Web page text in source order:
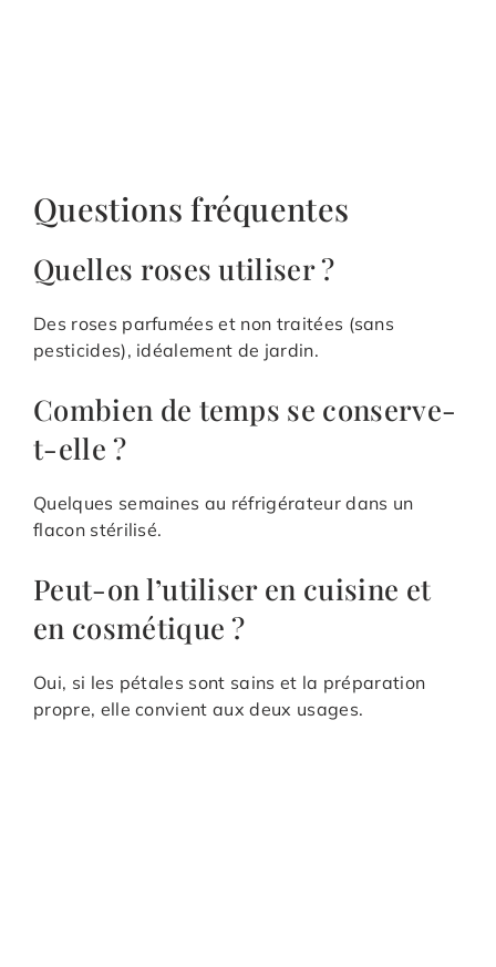
Questions fréquentes
Quelles roses utiliser ?
Des roses parfumées et non traitées (sans
pesticides), idéalement de jardin.
Combien de temps se conserve-
t-elle ?
Quelques semaines au réfrigérateur dans un
flacon stérilisé.
Peut-on l’utiliser en cuisine et
en cosmétique ?
Oui, si les pétales sont sains et la préparation
propre, elle convient aux deux usages.